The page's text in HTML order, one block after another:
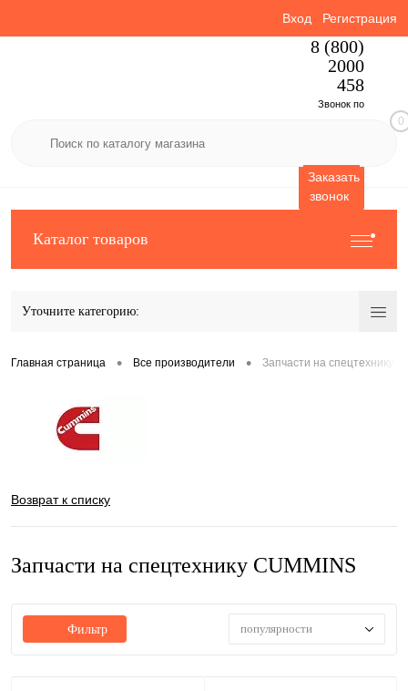
Вход Регистрация
8 (800)
2000
458
Звонок по
Заказать
звонок
0
Каталог товаров
Уточните категорию:
Главная страница • Все производители • Запчасти на спецтехнику
Возврат к списку
Запчасти на спецтехнику CUMMINS
Фильтр популярности